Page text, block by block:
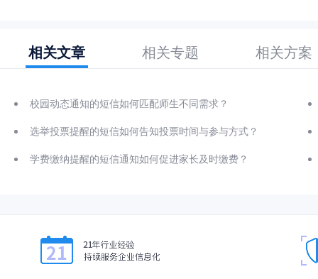
相关文章 相关专题 相关方案
校园动态通知的短信如何匹配师生不同需求？
选举投票提醒的短信如何告知投票时间与参与方式？
学费缴纳提醒的短信通知如何促进家长及时缴费？